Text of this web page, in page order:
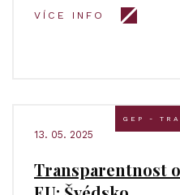
VÍCE INFO
GEP -
13. 05. 2025
Transparentnost